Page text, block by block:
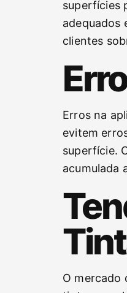
superfícies
adequados
clientes
Erros na
evitem
superfície.
acumulada
O mercado